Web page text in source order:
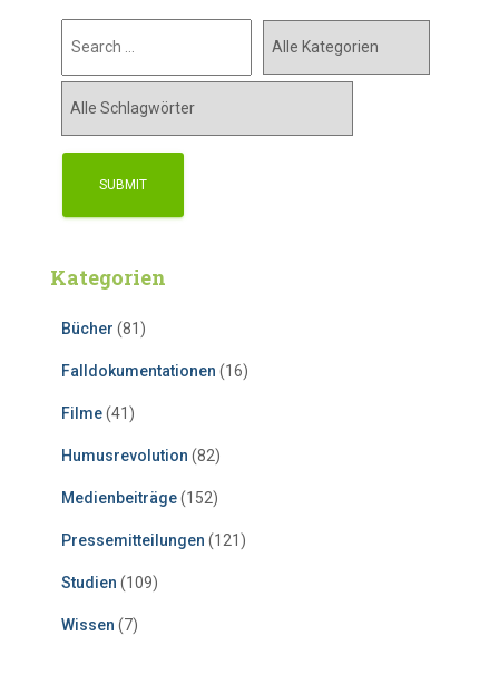
Kategorien
Bücher (81)
Falldokumentationen (16)
Filme(41)
Humusrevolution (82)
Medienbeiträge(152)
Pressemitteilungen (121)
Studien (109)
Wissen (7)